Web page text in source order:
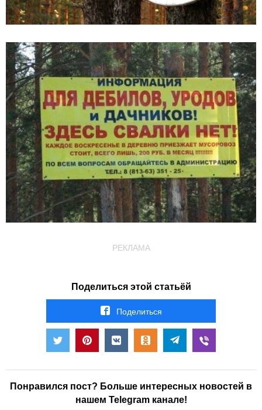
РЕКЛАМА
Поделиться этой статьёй
Поделиться
Понравился пост? Больше интересных новостей в
нашем Telegram канале!